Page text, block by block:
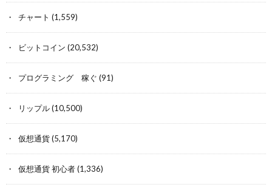
チャート (1,559)
ビットコイン (20,532)
プログラミング 稼ぐ (91)
リップル(10,500)
仮想通貨(5,170)
仮想通貨 初心者(1,336)